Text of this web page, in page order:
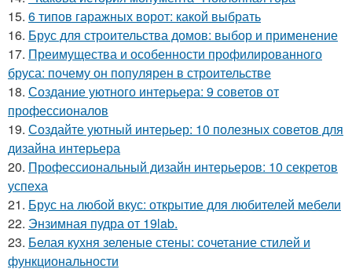
15. 6 типов гаражных ворот: какой выбрать
16. Брус для строительства домов: выбор и применение
17. Преимущества и особенности профилированного
бруса: почему он популярен в строительстве
18. Создание уютного интерьера: 9 советов от
профессионалов
19. Создайте уютный интерьер: 10 полезных советов для
дизайна интерьера
20. Профессиональный дизайн интерьеров: 10 секретов
успеха
21. Брус на любой вкус: открытие для любителей мебели
22. Энзимная пудра от 19lab.
23. Белая кухня зеленые стены: сочетание стилей и
функциональности